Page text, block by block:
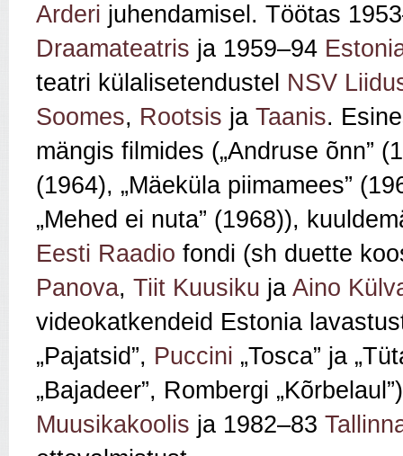
Arderi juhendamisel. Töötas
Draamateatris ja 1959–94
teatri külalisetendustel NSV
Soomes, Rootsis ja Taanis.
mängis filmides („Andruse õnn”
(1964), „Mäeküla piimamees”
„Mehed ei nuta” (1968)),
Eesti Raadio fondi (sh duette
Panova, Tiit Kuusiku ja Aino
videokatkendeid Estonia
„Pajatsid”, Puccini „Tosca” ja
„Bajadeer”, Rombergi
Muusikakoolis ja 1982–83